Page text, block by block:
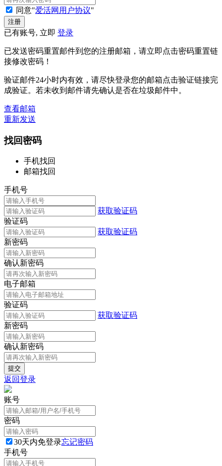
同意"爱活网用户协议"
已有账号, 立即 登录
已发送密码重置邮件到您的注册邮箱，请立即点击密码重置链
接修改密码！
验证邮件24小时内有效，请尽快登录您的邮箱点击验证链接完
成验证。若未收到邮件请先确认是否在垃圾邮件中。
查看邮箱
重新发送
找回密码
手机找回
邮箱找回
手机号
获取验证码
验证码
获取验证码
新密码
确认新密码
电子邮箱
验证码
获取验证码
新密码
确认新密码
返回登录
账号
密码
30天内免登录忘记密码
手机号